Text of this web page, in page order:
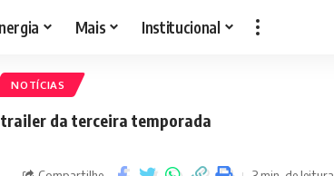
Mais Institucional
NOTÍCIAS
trailer da terceira temporada